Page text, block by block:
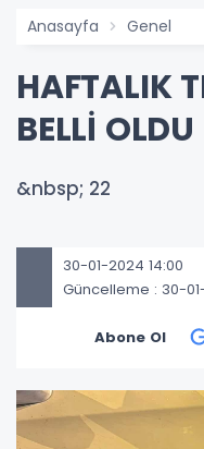
Anasayfa Genel
HAFTALIK
BELLİ OLDU
&nbsp; 22
30-01-2024 14:00
Güncelleme : 30-
Abone Ol